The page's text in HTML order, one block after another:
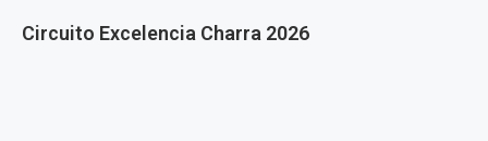
Circuito Excelencia Charra 2026